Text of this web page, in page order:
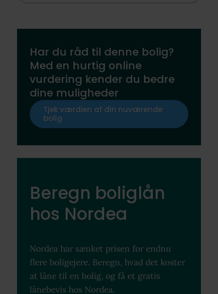
Har du råd til denne bolig?
Med en hurtig online
vurdering kender du bedre
dine muligheder
Tjek værdien af din nuværende
bolig
Beregn boliglån
hos Nordea
Nordea har sænket prisen for endnu
flere boligejere. Beregn, hvad det koster
at låne til en bolig, og få et gratis
lånebevis hos Nordea.